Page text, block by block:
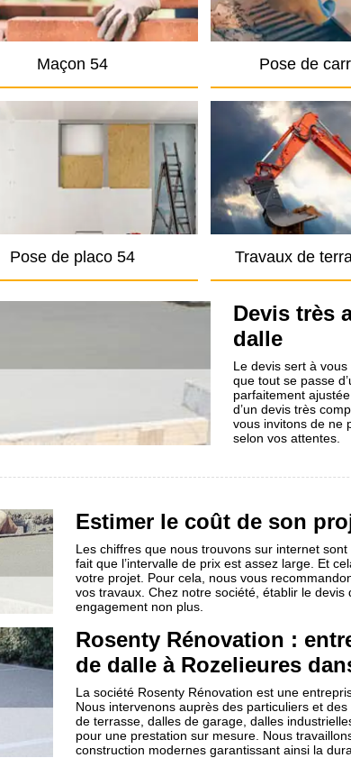
Maçon 54 Pose de
Pose de placo 54 Travaux de
Devis très
dalle
Le devis sert à
que tout se passe
parfaitement
d’un devis très
vous invitons de ne
selon vos attentes.
Estimer le coût de son
Les chiffres que nous trouvons sur internet
fait que l’intervalle de prix est assez large. Et
votre projet. Pour cela, nous vous
vos travaux. Chez notre société, établir le
engagement non plus.
Rosenty Rénovation :
de dalle à Rozelieures
La société Rosenty Rénovation est une
Nous intervenons auprès des particuliers et
de terrasse, dalles de garage, dalles
pour une prestation sur mesure. Nous
construction modernes garantissant ainsi la